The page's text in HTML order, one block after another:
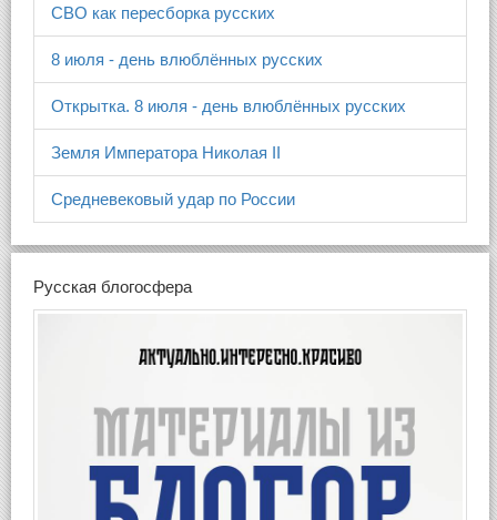
СВО как пересборка русских
8 июля - день влюблённых русских
Открытка. 8 июля - день влюблённых русских
Земля Императора Николая II
Средневековый удар по России
Русская блогосфера